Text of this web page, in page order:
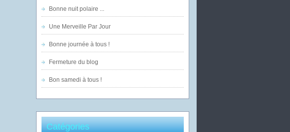
Bonne nuit polaire ...
Une Merveille Par Jour
Bonne journée à tous !
Fermeture du blog
Bon samedi à tous !
Catégories